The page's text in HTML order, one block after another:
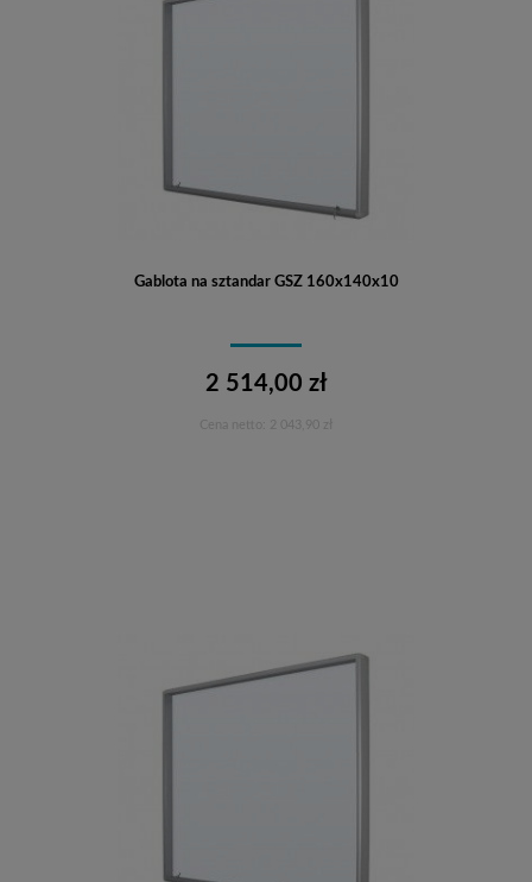
Gablota na sztandar GSZ 160x140x10
2 514,00 zł
2 043,90 zł